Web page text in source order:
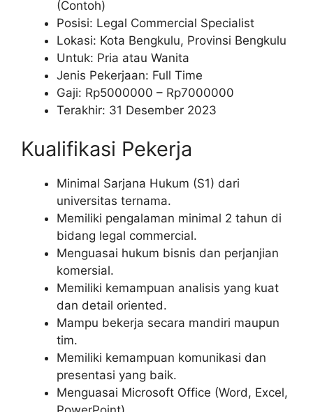
(Contoh)
Posisi: Legal Commercial Specialist
Lokasi: Kota Bengkulu, Provinsi Bengkulu
Untuk: Pria atau Wanita
Jenis Pekerjaan: Full Time
Gaji: Rp5000000 – Rp7000000
Terakhir: 31 Desember 2023
Kualifikasi Pekerja
Minimal Sarjana Hukum (S1) dari
universitas ternama.
Memiliki pengalaman minimal 2 tahun di
bidang legal commercial.
Menguasai hukum bisnis dan perjanjian
komersial.
Memiliki kemampuan analisis yang kuat
dan detail oriented.
Mampu bekerja secara mandiri maupun
tim.
Memiliki kemampuan komunikasi dan
presentasi yang baik.
Menguasai Microsoft Office (Word, Excel,